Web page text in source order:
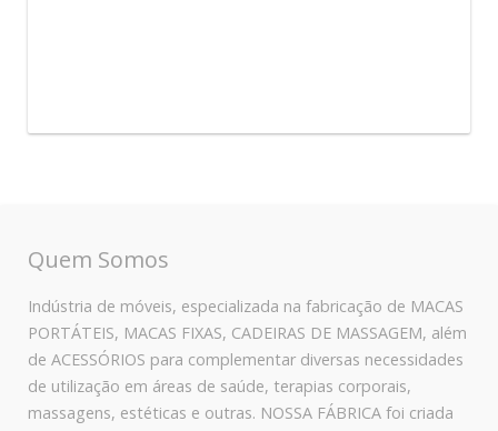
Quem Somos
Indústria de móveis, especializada na fabricação de MACAS
PORTÁTEIS, MACAS FIXAS, CADEIRAS DE MASSAGEM, além
de ACESSÓRIOS para complementar diversas necessidades
de utilização em áreas de saúde, terapias corporais,
massagens, estéticas e outras. NOSSA FÁBRICA foi criada